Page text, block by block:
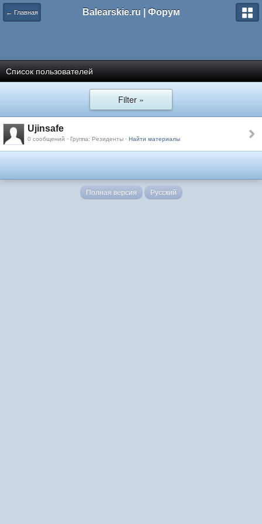
← Главная Balearskie.ru | Форум
Список пользователей
Filter »
Ujinsafe
0 сообщений · Группа: Резиденты · Найти материалы
Полная версия Русский